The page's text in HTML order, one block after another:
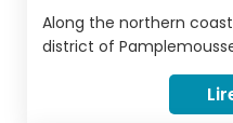
Along the northern
district of
of Trou aux Biches. This
exciting experiences,
wonderful restaurants